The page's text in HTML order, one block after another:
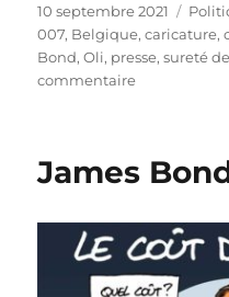
Publié
le
10 septembre 2021
007, Belgique,caricature,
Bond,Oli, presse,sureté
commentairesur
James